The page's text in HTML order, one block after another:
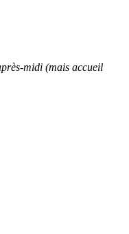
midi (mais accueil